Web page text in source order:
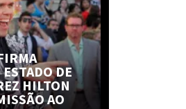
DE
HILTON
AO